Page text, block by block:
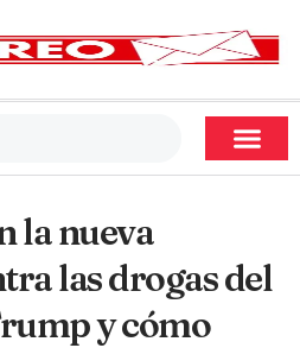
la nueva
las drogas del
y cómo